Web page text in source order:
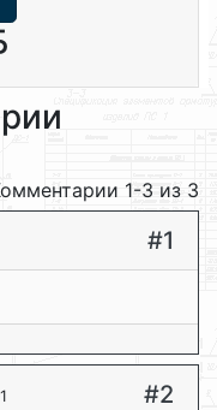
1-3 из 3
#1
#2